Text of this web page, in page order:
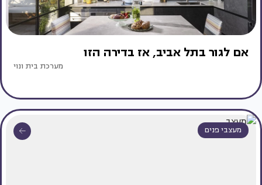
אם לגור בתל אביב, אז בדירה הזו
מערכת בית ונוי
מעצבי פנים